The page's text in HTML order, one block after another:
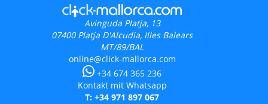
Avinguda Platja, 13
07400 Platja D'Alcudia, Illes Balears
MT/89/BAL
online@click-mallorca.com
+34 674 365 236
Kontakt mit Whatsapp
T: +34 971 897 067